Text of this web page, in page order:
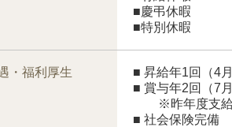
■慶弔休暇
■特別休暇
・福利厚生
■ 昇給年1回（4月
■ 賞与年2回（7
※昨年度支給
■ 社会保険完備